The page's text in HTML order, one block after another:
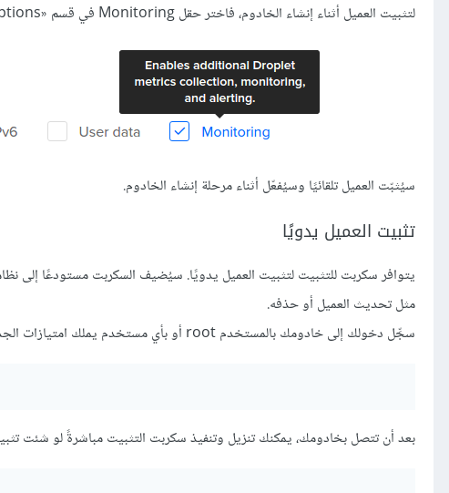
لتثبيت العميل أثناء إنشاء الخادوم، فاختر حقل Monitoring في قسم «additional options» في صفحة الإنشاء:
سيُثبّت العميل تلقائيًا وسيُفعّل أثناء مرحلة إنشاء الخادوم.
تثبيت العميل يدويًا
يتوافر سكربت للتثبيت لتثبيت العميل يدويًا. سيُضيف السكربت مستودعًا إلى
مثل تحديث العميل أو حذفه.
سجِّل دخولك إلى خادومك بالمستخدم root أو بأي مستخدم يملك امتيازات الجذر عبر الأمر
بعد أن تتصل بخادومك، يمكنك تنزيل وتنفيذ سكربت التثبيت مباشرةً لو شئت